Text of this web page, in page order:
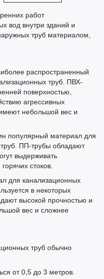
работ
вод внутри зданий и
труб материалом,
распространенный
труб. ПВХ-
поверхностью,
агрессивных
небольшой вес и
популярный материал для
ПП-трубы обладают
выдерживать
стоков.
для канализационных
в некоторых
высокой прочностью и
вес и сложнее
труб обычно
от 0,5 до 3 метров.